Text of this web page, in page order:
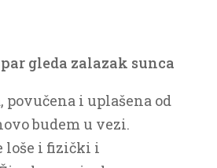
povučena i uplašena od
budem u vezi.
loše i fizički i